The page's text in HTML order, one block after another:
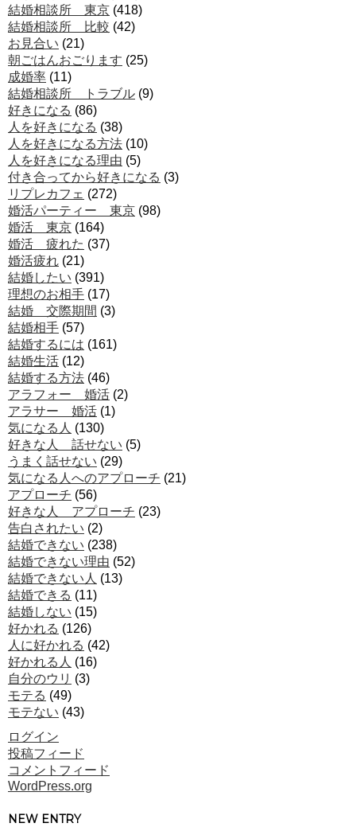
結婚相談所 東京 (418)
結婚相談所 比較 (42)
お見合い (21)
朝ごはんおごります (25)
成婚率 (11)
結婚相談所 トラブル (9)
好きになる (86)
人を好きになる (38)
人を好きになる方法 (10)
人を好きになる理由 (5)
付き合ってから好きになる (3)
リプレカフェ (272)
婚活パーティー 東京 (98)
婚活 東京 (164)
婚活 疲れた (37)
婚活疲れ (21)
結婚したい (391)
理想のお相手 (17)
結婚 交際期間 (3)
結婚相手 (57)
結婚するには (161)
結婚生活 (12)
結婚する方法 (46)
アラフォー 婚活 (2)
アラサー 婚活 (1)
気になる人 (130)
好きな人 話せない (5)
うまく話せない (29)
気になる人へのアプローチ (21)
アプローチ (56)
好きな人 アプローチ (23)
告白されたい (2)
結婚できない (238)
結婚できない理由 (52)
結婚できない人 (13)
結婚できる (11)
結婚しない (15)
好かれる (126)
人に好かれる (42)
好かれる人 (16)
自分のウリ (3)
モテる (49)
モテない (43)
ログイン
投稿フィード
コメントフィード
WordPress.org
NEW ENTRY